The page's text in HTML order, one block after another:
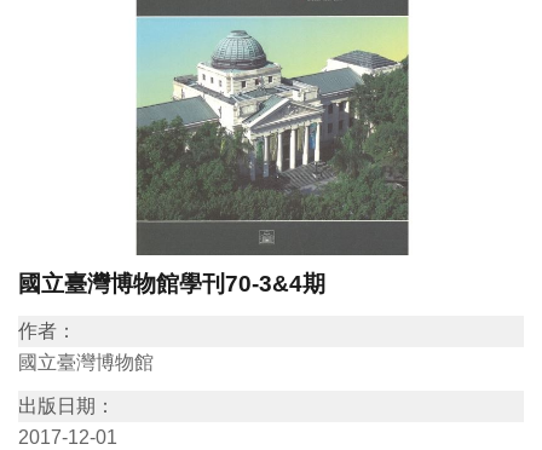
覽
資
訊
教
國立臺灣博物館學刊70-3&4期
作者：
國立臺灣博物館
出版日期：
2017-12-01